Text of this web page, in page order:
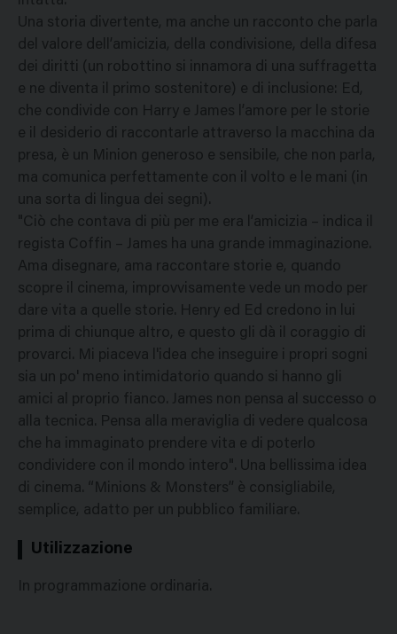
Una storia divertente, ma anche un racconto che parla
del valore dell’amicizia, della condivisione, della difesa
dei diritti (un robottino si innamora di una suffragetta
e ne diventa il primo sostenitore) e di inclusione: Ed,
che condivide con Harry e James l’amore per le storie
e il desiderio di raccontarle attraverso la macchina da
presa, è un Minion generoso e sensibile, che non parla,
ma comunica perfettamente con il volto e le mani (in
una sorta di lingua dei segni).
"Ciò che contava di più per me era l’amicizia – indica il
regista Coffin – James ha una grande immaginazione.
Ama disegnare, ama raccontare storie e, quando
scopre il cinema, improvvisamente vede un modo per
dare vita a quelle storie. Henry ed Ed credono in lui
prima di chiunque altro, e questo gli dà il coraggio di
provarci. Mi piaceva l'idea che inseguire i propri sogni
sia un po' meno intimidatorio quando si hanno gli
amici al proprio fianco. James non pensa al successo o
alla tecnica. Pensa alla meraviglia di vedere qualcosa
che ha immaginato prendere vita e di poterlo
condividere con il mondo intero". Una bellissima idea
di cinema. “Minions & Monsters” è consigliabile,
semplice, adatto per un pubblico familiare.
Utilizzazione
In programmazione ordinaria.